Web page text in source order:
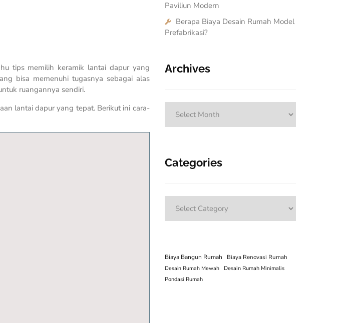
tips memilih keramik lantai dapur yang
bisa memenuhi tugasnya sebagai alas
ruangannya sendiri.
lantai dapur yang tepat. Berikut ini cara-
Paviliun Modern
Berapa Biaya Desain Rumah Model
Prefabrikasi?
Archives
Categories
Biaya Bangun Rumah Biaya Renovasi Rumah
Desain Rumah Mewah
Desain Rumah Minimalis
Pondasi Rumah